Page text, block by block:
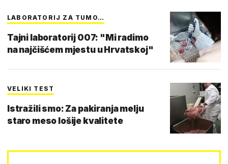
LABORATORIJ ZA TUMO…
Tajni laboratorij 007: "Mi radimo
na najčišćem mjestu u Hrvatskoj"
VELIKI TEST
Istražili smo: Za pakiranja melju
staro meso lošije kvalitete